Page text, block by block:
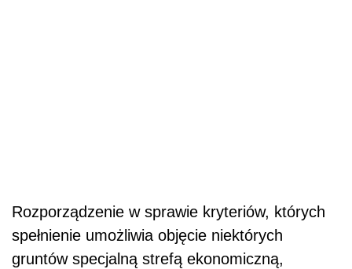
Rozporządzenie w sprawie kryteriów, których
spełnienie umożliwia objęcie niektórych
gruntów specjalną strefą ekonomiczną,